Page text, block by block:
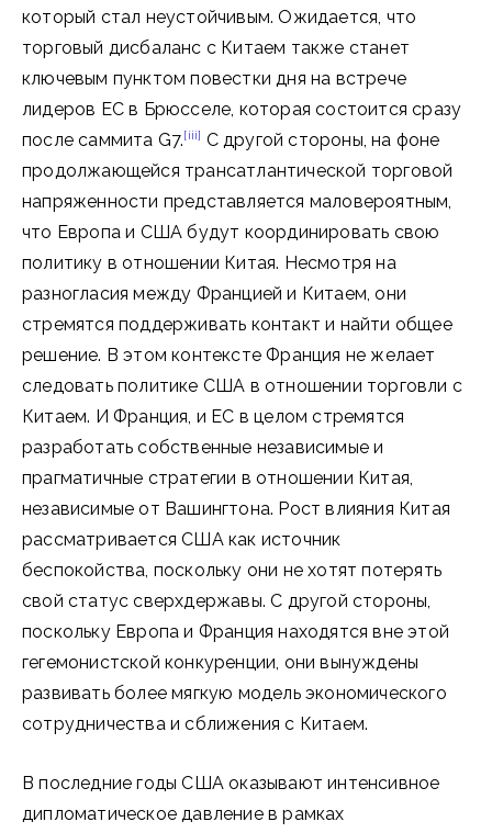
который стал неустойчивым. Ожидается, что
торговый дисбаланс с Китаем также станет
ключевым пунктом повестки дня на встрече
лидеров ЕС в Брюсселе, которая состоится сразу
после саммита G7.[iii] С другой стороны, на фоне
продолжающейся трансатлантической торговой
напряженности представляется маловероятным,
что Европа и США будут координировать свою
политику в отношении Китая. Несмотря на
разногласия между Францией и Китаем, они
стремятся поддерживать контакт и найти общее
решение. В этом контексте Франция не желает
следовать политике США в отношении торговли с
Китаем. И Франция, и ЕС в целом стремятся
разработать собственные независимые и
прагматичные стратегии в отношении Китая,
независимые от Вашингтона. Рост влияния Китая
рассматривается США как источник
беспокойства, поскольку они не хотят потерять
свой статус сверхдержавы. С другой стороны,
поскольку Европа и Франция находятся вне этой
гегемонистской конкуренции, они вынуждены
развивать более мягкую модель экономического
сотрудничества и сближения с Китаем.
В последние годы США оказывают интенсивное
дипломатическое давление в рамках